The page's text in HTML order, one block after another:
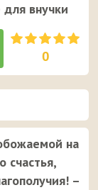
внучки
0
на
счастья,
–